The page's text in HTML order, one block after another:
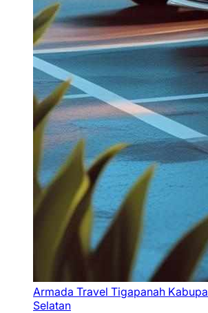
Armada Travel Tigapanah
Selatan